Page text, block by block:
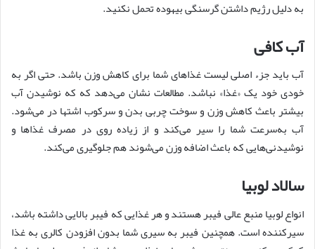
به دلیل رژیم داشتن گرسنگی بیهوده تحمل نکنید.
آب کافی
آب باید جزء اصلی لیست غذاهای شما برای کاهش وزن باشد. حتی اگر به
خودی خود یک «غذا» نباشد. مطالعات نشان می‌دهد که که نوشیدن آب
بیشتر باعث کاهش وزن و سوخت چربی بدن و سرکوب اشتها در می‌شود.
آب به‌سرعت شما را سیر می‌کند و از زیاده روی در مصرف غذاها و
نوشیدنی‌هایی که باعث اضافه وزن می‌شوند هم جلوگیری می‌کند.
سالاد لوبیا
انواع لوبیا منبع عالی فیبر هستند و هر غذایی که فیبر بالایی داشته باشد،
سیرکننده است. همچنین فیبر به سیری شما بدون افزودن کالری به غذا